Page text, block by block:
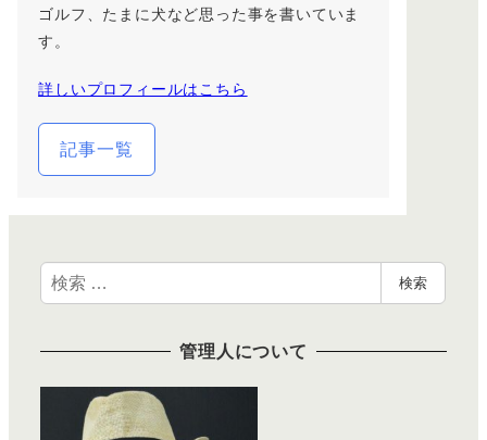
ゴルフ、たまに犬など思った事を書いていま
す。
詳しいプロフィールはこちら
記事一覧
検
索
検索
管理人について